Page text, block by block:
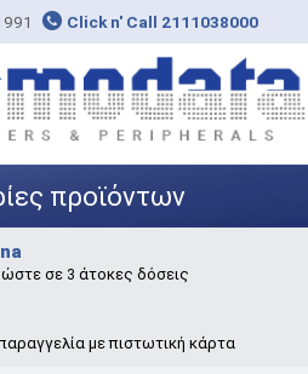
Click n' Call 2111038000
προϊόντων
σε 3 άτοκες δόσεις
με πιστωτική κάρτα